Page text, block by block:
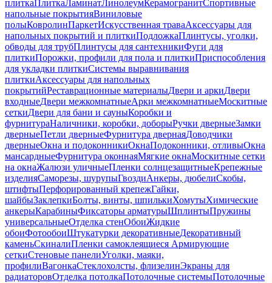
плиткаПлиткаЛаминатЛинолеумКерамогранитСпортивные
напольные покрытияВиниловые
полыКовролинПаркетИскусственная траваАксессуары для
напольных покрытий и плиткиПодложкаПлинтусы, уголки,
обводы для трубПлинтусы для сантехникиФуги для
плиткиПорожки, профили для пола и плиткиПриспособления
для укладки плиткиСистемы выравнивания
плиткиАксессуары для напольных
покрытийРеставрационные материалыДвери и аркиДвери
входныеДвери межкомнатныеАрки межкомнатныеМоскитные
сеткиДвери для бани и сауныКоробки и
фурнитураНаличники, коробки, доборыРучки дверныеЗамки
дверныеПетли дверныеФурнитура двернаяДоводчики
дверныеОкна и подоконникиОкнаПодоконники, отливыОкна
мансардныеФурнитура оконнаяМягкие окнаМоскитные сетки
на окнаЖалюзи уличныеПленки солнцезащитныеКрепежные
изделияСаморезы, шурупыГвоздиАнкеры, дюбелиСкобы,
штифтыПерфорированный крепежГайки,
шайбыЗаклепкиБолты, винты, шпилькиХомутыХимические
анкерыКарабиныФиксаторы арматурыШплинтыПружины
универсальныеОтделка стенОбоиЖидкие
обоиФотообоиШтукатурки декоративныеДекоративный
каменьСкиналиПленки самоклеящиеся Армирующие
сеткиСтеновые панелиУголки, маяки,
профилиВагонкаСтеклохолсты, флизелинЭкраны для
радиаторовОтделка потолкаПотолочные системыПотолочные